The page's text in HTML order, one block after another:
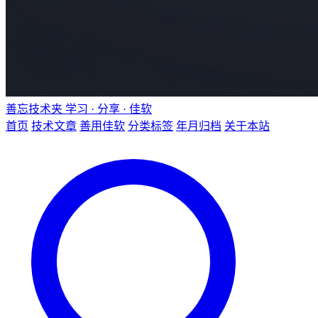
善忘技术夹 学习 · 分享 · 佳软
首页 技术文章 善用佳软 分类标签 年月归档 关于本站